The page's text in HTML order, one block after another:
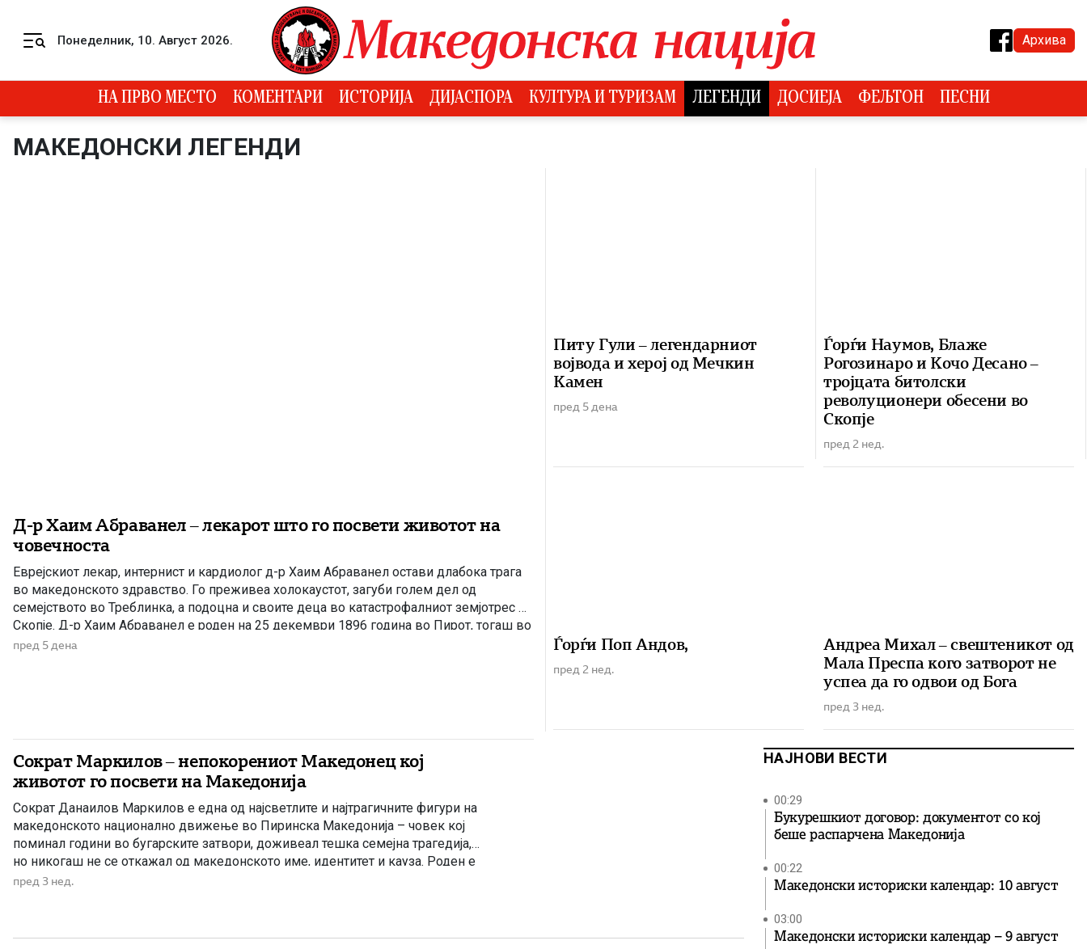
Понеделник, 10. Август 2026. Архива
НА ПРВО МЕСТО КОМЕНТАРИ ИСТОРИЈА ДИЈАСПОРА КУЛТУРА И ТУРИЗАМ ЛЕГЕНДИ ДОСИЕЈА ФЕЉТОН ПЕСНИ
МАКЕДОНСКИ ЛЕГЕНДИ
Д-р Хаим Абраванел – лекарот што го посвети животот на
човечноста
Еврејскиот лекар, интернист и кардиолог д-р Хаим Абраванел остави длабока трага
во македонското здравство. Го преживеа холокаустот, загуби голем дел од
семејството во Треблинка, а подоцна и своите деца во катастрофалниот земјотрес во
Скопје. Д-р Хаим Абраванел е роден на 25 декември 1896 година во Пирот, тогаш во
Кралството Србија, во многучлено семејство со 11 […]
пред 5 дена
Питу Гули – легендарниот
војвода и херој од Мечкин
Камен
пред 5 дена
Ѓорѓи Поп Андов,
пред 2 нед.
Ѓорѓи Наумов, Блаже
Рогозинаро и Кочо Десано –
тројцата битолски
револуционери обесени во
Скопје
пред 2 нед.
Андреа Михал – свештеникот од
Мала Преспа кого затворот не
успеа да го одвои од Бога
пред 3 нед.
Сократ Маркилов – непокорениот Македонец кој
животот го посвети на Македонија
Сократ Данаилов Маркилов е една од најсветлите и најтрагичните фигури на
македонското национално движење во Пиринска Македонија – човек кој
поминал години во бугарските затвори, доживеал тешка семејна трагедија,
но никогаш не се откажал од македонското име, идентитет и кауза. Роден е
на 12 април 1921 година во селото Бутково, Валовишко, познато и како
пред 3 нед.
НАЈНОВИ ВЕСТИ
00:29
Букурешкиот договор: документот со кој
беше распарчена Македонија
00:22
Македонски историски календар: 10 август
03:00
Македонски историски календар – 9 август